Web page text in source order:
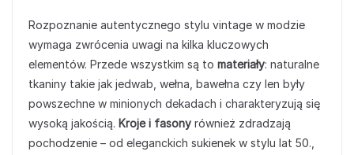
Rozpoznanie autentycznego stylu vintage w modzie
wymaga zwrócenia uwagi na kilka kluczowych
elementów. Przede wszystkim są to materiały: naturalne
tkaniny takie jak jedwab, wełna, bawełna czy len były
powszechne w minionych dekadach i charakteryzują się
wysoką jakością. Kroje i fasony również zdradzają
pochodzenie – od eleganckich sukienek w stylu lat 50.,